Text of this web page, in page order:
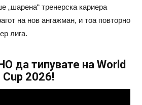
„шарена“ тренерска кариера
на нов ангажман, и тоа повторно
лига.
да типувате на World
Cup 2026!